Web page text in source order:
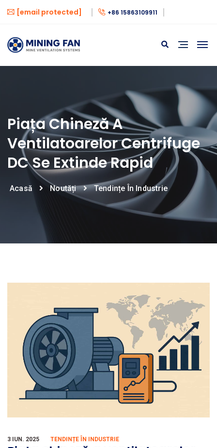
[email protected] +86 15863109911
Piața Chineză A
Ventilatoarelor Centrifuge
DC Se Extinde Rapid
Acasă Noutăți Tendințe În Industrie
3 IUN. 2025 TENDINȚE ÎN INDUSTRIE